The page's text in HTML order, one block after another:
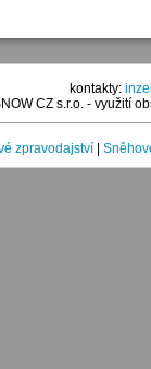
kontakty:
CZ s.r.o. - využití
zpravodajství